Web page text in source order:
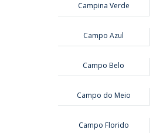
Campina Verde
Campo Azul
Campo Belo
Campo do Meio
Campo Florido